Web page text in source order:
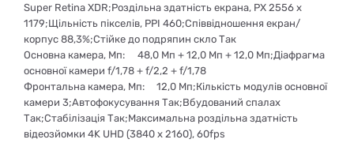
Super Retina XDR;Роздільна здатність екрана, PX 2556 x
1179;Щільність пікселів, PPI 460;Співвідношення екран/
корпус 88,3%;Стійке до подряпин скло Так
Основна камера, Мп:
48,0 Мп + 12,0 Мп + 12,0 Мп;Діафрагма
основної камери f/1,78 + f/2,2 + f/1,78
Фронтальна камера, Мп:
12,0 Мп;Кількість модулів основної
камери 3;Автофокусування Так;Вбудований спалах
Так;Стабілізація Так;Максимальна роздільна здатність
відеозйомки 4K UHD (3840 x 2160), 60fps